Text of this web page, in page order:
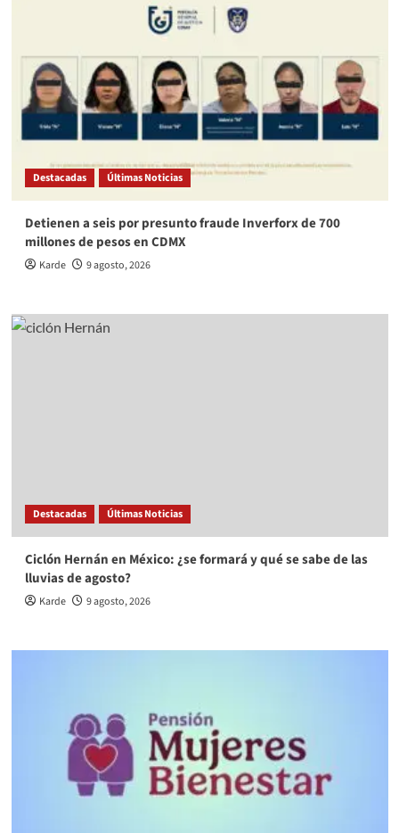
Destacadas Últimas Noticias
Detienen a seis por presunto fraude Inverforx de 700
millones de pesos en CDMX
Karde 9 agosto, 2026
Destacadas Últimas Noticias
Ciclón Hernán en México: ¿se formará y qué se sabe de las
lluvias de agosto?
Karde 9 agosto, 2026